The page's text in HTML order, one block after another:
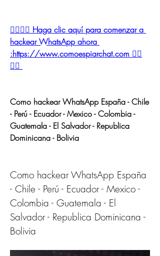
👉🏻👉🏻 Haga clic aquí para comenzar a
hackear WhatsApp ahora
:https://www.comoespiarchat.com 👈🏻
👈🏻
Como hackear WhatsApp España - Chile
- Perú - Ecuador - Mexico - Colombia -
Guatemala - El Salvador - Republica
Dominicana - Bolivia
Como hackear WhatsApp España
- Chile - Perú - Ecuador - Mexico -
Colombia - Guatemala - El
Salvador - Republica Dominicana -
Bolivia